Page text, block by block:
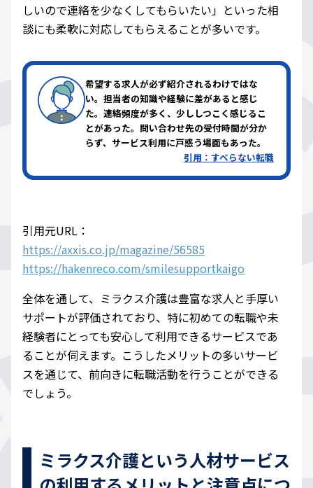
しいので連絡を少なくしてもらいたい」といった相
談にも柔軟に対応してもらえることが多いです。
希望する求人が必ず紹介されるわけではな
い。担当者の知識や経験に差があると感じ
た。連絡頻度が多く、少ししつこく感じるこ
とがあった。問い合わせ先の受付時間が分か
らず、サービス利用に戸惑う場面もあった。
引用： すべらない転職
引用元URL：
https://axxis.co.jp/magazine/56585
https://hakenreco.com/smilesupportkaigo
全体を通して、ミラクス介護は豊富な求人と手厚い
サポートが評価されており、特に初めての転職や未
経験者にとっても安心して利用できるサービスであ
ることが伺えます。こうしたメリットの多いサービ
スを通じて、前向きに転職活動を行うことができる
でしょう。
ミラクス介護という人材サービス